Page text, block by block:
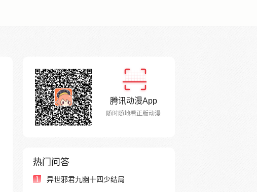
腾讯动漫App
随时随地看正版动漫
热门问答
1 异世邪君九幽十四少结局